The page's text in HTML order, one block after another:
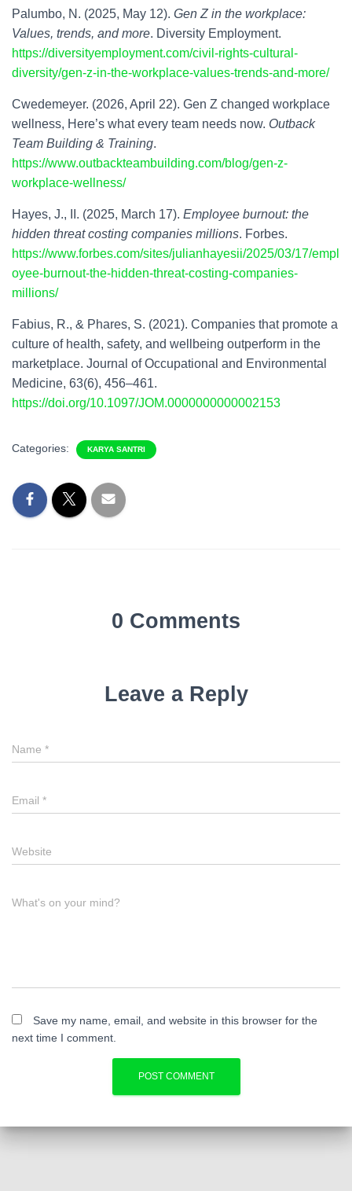
Palumbo, N. (2025, May 12). Gen Z in the workplace:
Values, trends, and more. Diversity Employment.
https://diversityemployment.com/civil-rights-cultural-
diversity/gen-z-in-the-workplace-values-trends-and-more/
Cwedemeyer. (2026, April 22). Gen Z changed workplace
wellness, Here’s what every team needs now. Outback
Team Building & Training.
https://www.outbackteambuilding.com/blog/gen-z-
workplace-wellness/
Hayes, J., II. (2025, March 17). Employee burnout: the
hidden threat costing companies millions. Forbes.
https://www.forbes.com/sites/julianhayesii/2025/03/17/empl
oyee-burnout-the-hidden-threat-costing-companies-
millions/
Fabius, R., & Phares, S. (2021). Companies that promote a
culture of health, safety, and wellbeing outperform in the
marketplace. Journal of Occupational and Environmental
Medicine, 63(6), 456–461.
https://doi.org/10.1097/JOM.0000000000002153
Categories: KARYA SANTRI
0 Comments
Leave a Reply
Name *
Email *
Website
What's on your mind?
Save my name, email, and website in this browser for the
next time I comment.